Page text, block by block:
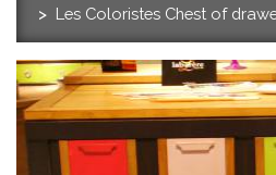
Les Coloristes Chest of